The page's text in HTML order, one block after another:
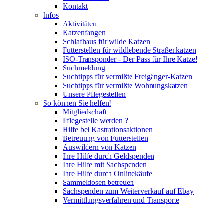
Kontakt
Infos
Aktivitäten
Katzenfangen
Schlafhaus für wilde Katzen
Futterstellen für wildlebende Straßenkatzen
ISO-Transponder - Der Pass für Ihre Katze!
Suchmeldung
Suchtipps für vermißte Freigänger-Katzen
Suchtipps für vermißte Wohnungskatzen
Unsere Pflegestellen
So können Sie helfen!
Mitgliedschaft
Pflegestelle werden ?
Hilfe bei Kastrationsaktionen
Betreuung von Futterstellen
Auswildern von Katzen
Ihre Hilfe durch Geldspenden
Ihre Hilfe mit Sachspenden
Ihre Hilfe durch Onlinekäufe
Sammeldosen betreuen
Sachspenden zum Weiterverkauf auf Ebay
Vermittlungsverfahren und Transporte